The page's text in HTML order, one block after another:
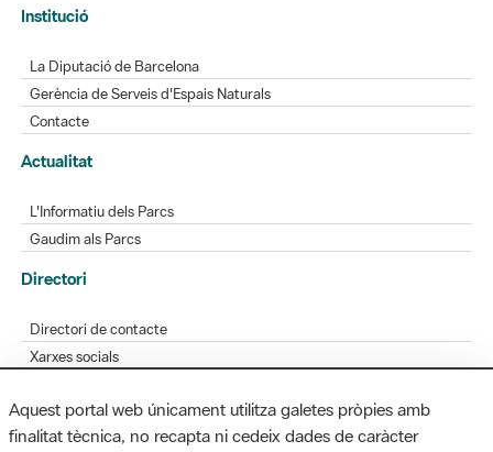
Gerència de Serveis d'Espais Naturals
Actualitat
L'Informatiu dels Parcs
Gaudim als Parcs
Directori de contacte
Xarxes socials
Bústia de suggeriments
Opineu sobre els parcs
Aquest portal web únicament utilitza galetes pròpies amb
finalitat tècnica, no recapta ni cedeix dades de caràcter